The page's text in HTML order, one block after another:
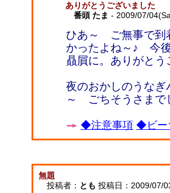
ありがとうございました
番頭 たま - 2009/07/
ひあ～ ご無事で到
かったよね～♪ 今
贔屓に。ありがと
夜のおかしのうな
～ ごちそうさまで
◆注意事項 ◆ビー
無題
投稿者： とも 投稿日：2009/07/